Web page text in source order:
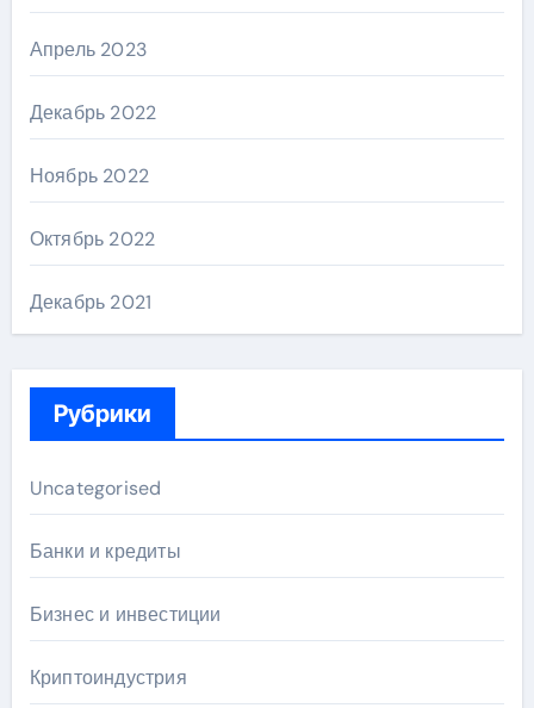
Апрель 2023
Декабрь 2022
Ноябрь 2022
Октябрь 2022
Декабрь 2021
Рубрики
Uncategorised
Банки и кредиты
Бизнес и инвестиции
Криптоиндустрия